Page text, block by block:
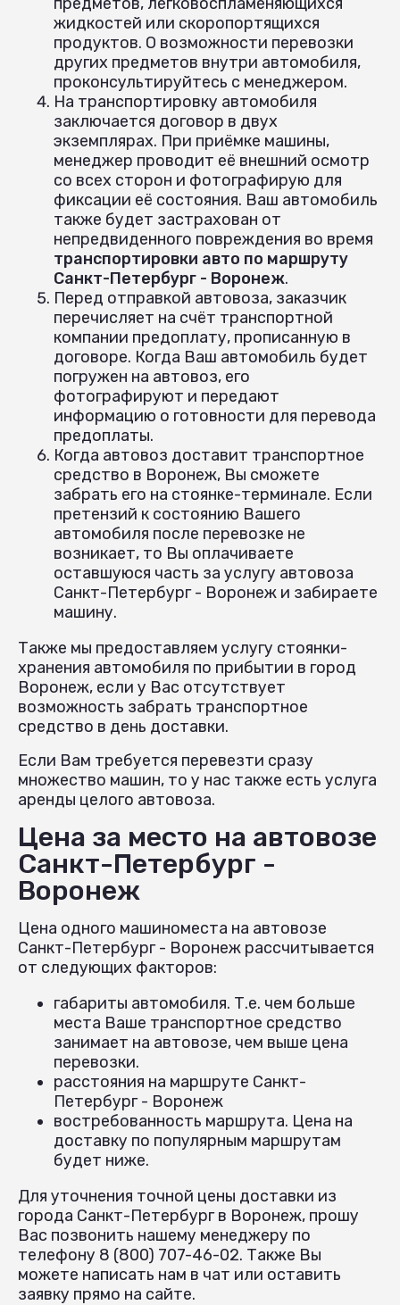
жидкостей или скоропортящихся
продуктов. О возможности перевозки
других предметов внутри автомобиля,
проконсультируйтесь с менеджером.
На транспортировку автомобиля
заключается договор в двух
экземплярах. При приёмке машины,
менеджер проводит её внешний осмотр
со всех сторон и фотографирую для
фиксации её состояния. Ваш автомобиль
также будет застрахован от
непредвиденного повреждения во время
транспортировки авто по маршруту
Санкт-Петербург - Воронеж.
Перед отправкой автовоза, заказчик
перечисляет на счёт транспортной
компании предоплату, прописанную в
договоре. Когда Ваш автомобиль будет
погружен на автовоз, его
фотографируют и передают
информацию о готовности для перевода
предоплаты.
Когда автовоз доставит транспортное
средство в Воронеж, Вы сможете
забрать его на стоянке-терминале. Если
претензий к состоянию Вашего
автомобиля после перевозке не
возникает, то Вы оплачиваете
оставшуюся часть за услугу автовоза
Санкт-Петербург - Воронеж и забираете
машину.
Также мы предоставляем услугу стоянки-
хранения автомобиля по прибытии в город
Воронеж, если у Вас отсутствует
возможность забрать транспортное
средство в день доставки.
Если Вам требуется перевезти сразу
множество машин, то у нас также есть услуга
аренды целого автовоза.
Цена за место на автовозе
Санкт-Петербург -
Воронеж
Цена одного машиноместа на автовозе
Санкт-Петербург - Воронеж рассчитывается
от следующих факторов:
габариты автомобиля. Т.е. чем больше
места Ваше транспортное средство
занимает на автовозе, чем выше цена
перевозки.
расстояния на маршруте Санкт-
Петербург - Воронеж
востребованность маршрута. Цена на
доставку по популярным маршрутам
будет ниже.
Для уточнения точной цены доставки из
города Санкт-Петербург в Воронеж, прошу
Вас позвонить нашему менеджеру по
телефону 8 (800) 707-46-02. Также Вы
можете написать нам в чат или оставить
заявку прямо на сайте.